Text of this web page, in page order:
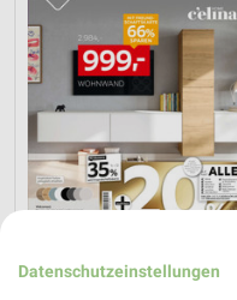
25,2 km
Datenschutzeinstellungen